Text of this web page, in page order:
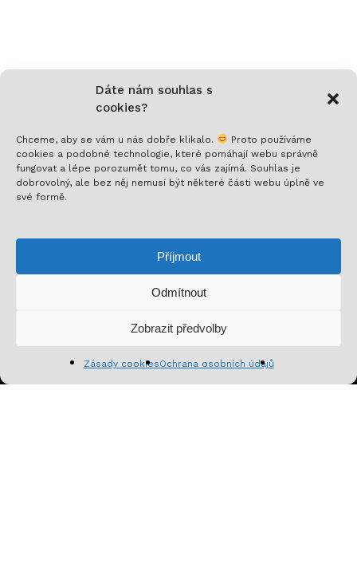
Dáte nám souhlas s
cookies?
Chceme, aby se vám u nás dobře klikalo.
Proto používáme
cookies a podobné technologie, které pomáhají webu správně
fungovat a lépe porozumět tomu, co vás zajímá. Souhlas je
dobrovolný, ale bez něj nemusí být některé části webu úplně ve
své formě.
Příjmout
Odmítnout
Zobrazit předvolby
Zásady cookiesOchrana osobních údajů
Nech si posílat to nejlepší!
speciální nabídky a inspirativní obsah. Přinášíme ti
jen to, co stojí za to!